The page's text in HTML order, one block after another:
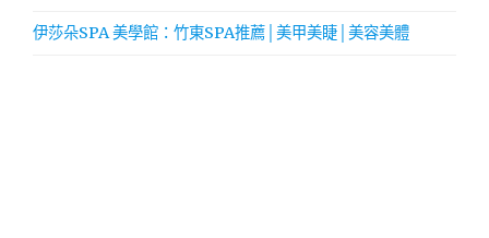
伊莎朵SPA 美學館：竹東SPA推薦│美甲美睫│美容美體